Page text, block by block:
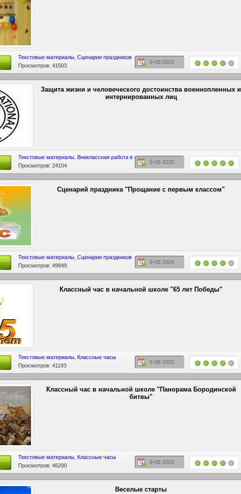
Текстовые материалы Сценарии праздников
Просмотров: 41503
9-08-2020
Защита жизни и человеческого достоинства военнопленных и
интернированных лиц
Текстовые материалы Внеклассная работа в школе
Просмотров: 24104
9-08-2020
Сценарий праздника "Прощание с первым классом"
Текстовые материалы Сценарии праздников
Просмотров: 49949
9-08-2020
Классный час в начальной школе "65 лет Победы"
Текстовые материалы Классные часы
Просмотров: 41193
9-08-2020
Классный час в начальной школе "Панорама Бородинской
битвы"
Текстовые материалы Классные часы
Просмотров: 46200
9-08-2020
Веселые старты